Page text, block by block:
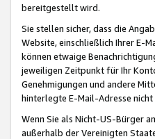
bereitgestellt wird.
Sie stellen sicher, dass die
Website, einschließlich Ihrer E-
können etwaige
jeweiligen Zeitpunkt für Ihr
Genehmigungen und andere
hinterlegte E-Mail-Adresse
Wenn Sie als Nicht-US-Bürger
außerhalb der Vereinigten